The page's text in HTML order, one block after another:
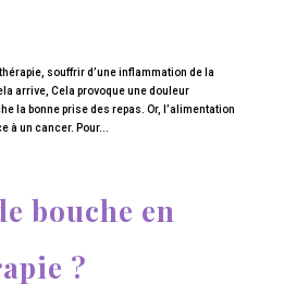
souffrir d’une inflammation de la
arrive, Cela provoque une douleur
la bonne prise des repas. Or, l’alimentation
à un cancer. Pour...
bouche en
?